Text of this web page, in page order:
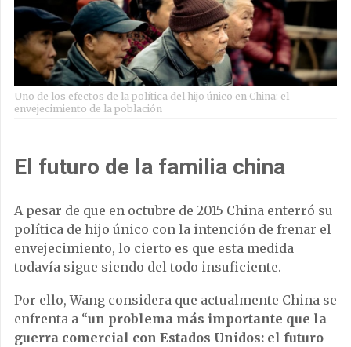
Uno de los efectos de la política del hijo único en China: el
envejecimiento de la población
El futuro de la familia china
A pesar de que en octubre de 2015 China enterró su
política de hijo único con la intención de frenar el
envejecimiento, lo cierto es que esta medida
todavía sigue siendo del todo insuficiente.
Por ello, Wang considera que actualmente China se
enfrenta a “un problema más importante que la
guerra comercial con Estados Unidos: el futuro